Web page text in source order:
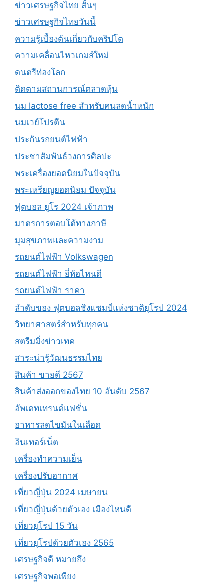
ข่าวเศรษฐกิจไทย สั้นๆ
ข่าวเศรษฐกิจไทยวันนี้
ความรู้เบื้องต้นเกี่ยวกับคริปโต
ความเคลื่อนไหวเกมส์ใหม่
ดนตรีท่องโลก
ติดตามสถานการณ์ตลาดหุ้น
นม lactose free สำหรับคนลดน้ำหนัก
นมเวย์โปรตีน
ประกันรถยนต์ไฟฟ้า
ประชาสัมพันธ์วงการศิลปะ
พระเครื่องยอดนิยมในปัจจุบัน
พระเหรียญยอดนิยม ปัจจุบัน
ฟุตบอล ยูโร 2024 เจ้าภาพ
มาตรการตอบโต้ทางภาษี
มุมสุขภาพและความงาม
รถยนต์ไฟฟ้า Volkswagen
รถยนต์ไฟฟ้า ยี่ห้อไหนดี
รถยนต์ไฟฟ้า ราคา
ลำดับของ ฟุตบอลชิงแชมป์แห่งชาติยุโรป 2024
วิทยาศาสตร์สำหรับทุกคน
สตรีมมิ่งข่าวเทค
สาระน่ารู้วัฒนธรรมไทย
สินค้า ขายดี 2567
สินค้าส่งออกของไทย 10 อันดับ 2567
อัพเดทเทรนด์แฟชั่น
อาหารลดไขมันในเลือด
อินเทอร์เน็ต
เครื่องทำความเย็น
เครื่องปรับอากาศ
เที่ยวญี่ปุ่น 2024 เมษายน
เที่ยวญี่ปุ่นด้วยตัวเอง เมืองไหนดี
เที่ยวยุโรป 15 วัน
เที่ยวยุโรปด้วยตัวเอง 2565
เศรษฐกิจดี หมายถึง
เศรษฐกิจพอเพียง